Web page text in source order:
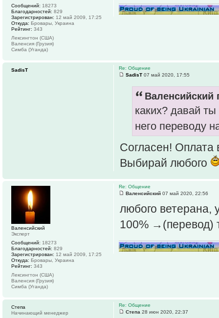
Сообщений: 18273
Благодарностей: 829
Зарегистрирован: 12 май 2009, 17:25
Откуда: Бровары, Украина
Рейтинг: 343
Лексингтон (США)
Валенсия (Грузия)
Симба (Уганда)
Re: Общение
SadisT 07 май 2020, 17:55
Валенсийский
каких? давай
него переводу
Согласен! Оплата
Выбирай любого
SadisT
Re: Общение
Валенсийский 07 май 2020, 22:56
любого ветерана,
100% →(перевод)
Валенсийский
Эксперт
Сообщений: 18273
Благодарностей: 829
Зарегистрирован: 12 май 2009, 17:25
Откуда: Бровары, Украина
Рейтинг: 343
Лексингтон (США)
Валенсия (Грузия)
Симба (Уганда)
Re: Общение
Степа 28 июн 2020, 22:37
Степа
Начинающий менеджер